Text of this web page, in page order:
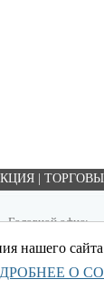
Головной офис:
Тел.: 8(4932) 345-
О